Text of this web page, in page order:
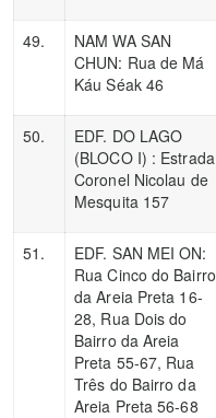
49.
NAM WA SAN
CHUN: Rua de Má
Káu Séak 46
50.
EDF. DO LAGO
(BLOCO I) : Estrada
Coronel Nicolau de
Mesquita 157
51.
EDF. SAN MEI ON:
Rua Cinco do Bairro
da Areia Preta 16-
28, Rua Dois do
Bairro da Areia
Preta 55-67, Rua
Três do Bairro da
Areia Preta 56-68